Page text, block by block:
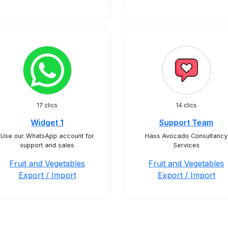
17 clics
Widget 1
Use our WhatsApp account for
support and sales
Fruit and Vegetables
Export / Import
14 clics
Support Team
Hass Avocado Consultancy
Services
Fruit and Vegetables
Export / Import